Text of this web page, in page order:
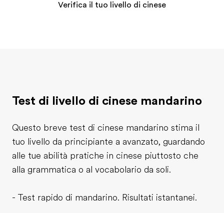
Verifica il tuo livello di cinese
Test di livello di cinese mandarino
Questo breve test di cinese mandarino stima il
tuo livello da principiante a avanzato, guardando
alle tue abilità pratiche in cinese piuttosto che
alla grammatica o al vocabolario da soli.
- Test rapido di mandarino. Risultati istantanei.